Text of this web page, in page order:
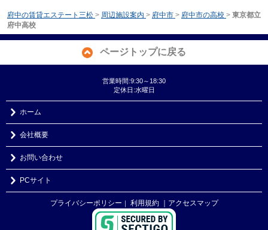
府中の賃貸エステート三松 > 周辺施設案内 > 府中市 > 府中市の高校 > 東京都立
府中高校
ページトップに戻る
営業時間:9:30～18:30
定休日:水曜日
ホーム
会社概要
お問い合わせ
PCサイト
プライバシーポリシー ｜ 利用規約 ｜アクセスマップ